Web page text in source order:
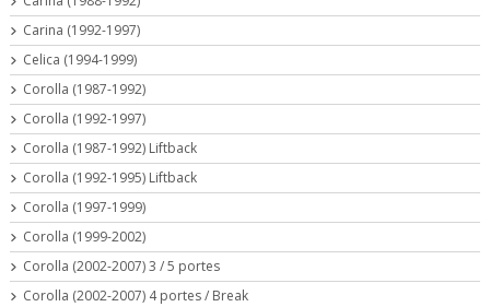
Carina (1992-1997)
Celica (1994-1999)
Corolla (1987-1992)
Corolla (1992-1997)
Corolla (1987-1992) Liftback
Corolla (1992-1995) Liftback
Corolla (1997-1999)
Corolla (1999-2002)
Corolla (2002-2007) 3 / 5 portes
Corolla (2002-2007) 4 portes / Break